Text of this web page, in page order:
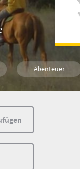
Abenteuer
Tiere